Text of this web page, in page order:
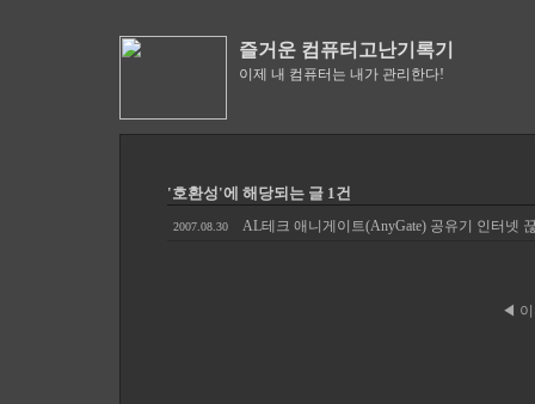
즐거운 컴퓨터고난기록기
이제 내 컴퓨터는 내가 관리한다!
'호환성'에 해당되는 글 1건
2007.08.30 AL테크 애니게이트(AnyGate) 공유기 인터넷
◀